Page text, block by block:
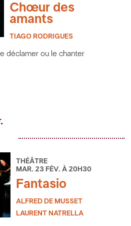
Chœur des
amants
TIAGO RODRIGUES
le déclamer ou le chanter
THÉÂTRE
MAR. 23 FÉV. À 20H30
Fantasio
ALFRED DE MUSSET
LAURENT NATRELLA